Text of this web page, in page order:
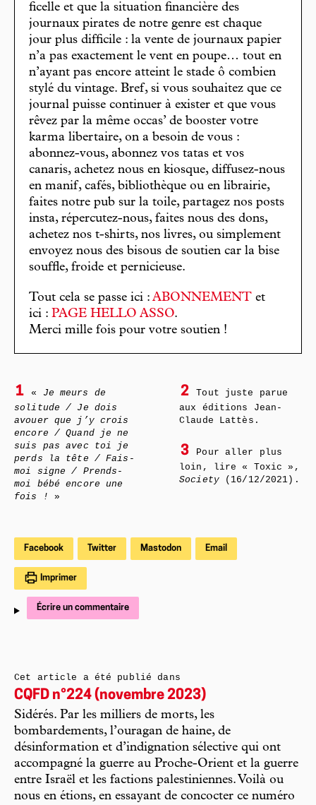
ficelle et que la situation financière des
journaux pirates de notre genre est chaque
jour plus difficile : la vente de journaux papier
n’a pas exactement le vent en poupe… tout en
n’ayant pas encore atteint le stade ô combien
stylé du vintage. Bref, si vous souhaitez que ce
journal puisse continuer à exister et que vous
rêvez par la même occas’ de booster votre
karma libertaire, on a besoin de vous :
abonnez-vous, abonnez vos tatas et vos
canaris, achetez nous en kiosque, diffusez-nous
en manif, cafés, bibliothèque ou en librairie,
faites notre pub sur la toile, partagez nos posts
insta, répercutez-nous, faites nous des dons,
achetez nos t-shirts, nos livres, ou simplement
envoyez nous des bisous de soutien car la bise
souffle, froide et pernicieuse.
Tout cela se passe ici : ABONNEMENT et
ici : PAGE HELLO ASSO.
Merci mille fois pour votre soutien !
1 « Je meurs de
solitude / Je dois
avouer que j’y crois
encore / Quand je ne
suis pas avec toi je
perds la tête / Fais-
moi signe / Prends-
moi bébé encore une
fois !
»
2
Tout juste parue
aux éditions Jean-
Claude Lattès.
3
Pour aller plus
loin, lire « Toxic »,
Society(16/12/2021).
Facebook Twitter Mastodon Email
Imprimer
Écrire un commentaire
Cet article a été publié dans
CQFD n°224 (novembre 2023)
Sidérés. Par les milliers de morts, les
bombardements, l’ouragan de haine, de
désinformation et d’indignation sélective qui ont
accompagné la guerre au Proche-Orient et la guerre
entre Israël et les factions palestiniennes. Voilà ou
nous en étions, en essayant de concocter ce numéro